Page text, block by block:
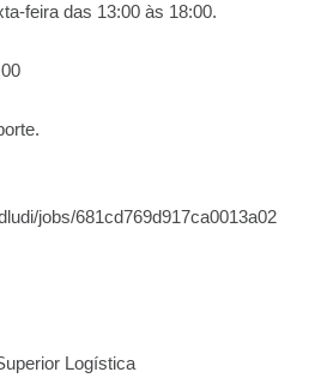
feira das 13:00 às 18:00.
jobs/681cd769d917ca0013a02
Superior Logística